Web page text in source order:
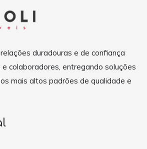
duradouras e de confiança
colaboradores, entregando soluções
mais altos padrões de qualidade e